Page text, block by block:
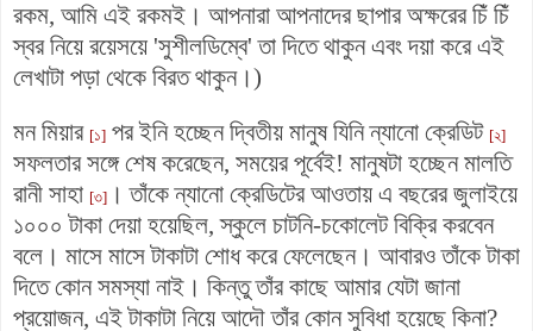
রকম, আমি এই রকমই। আপনারা আপনাদের ছাপার অক্ষরের চিঁ চিঁ
স্বর নিয়ে রয়েসয়ে 'সুশীলডিম্বে' তা দিতে থাকুন এবং দয়া করে এই
লেখাটা পড়া থেকে বিরত থাকুন।)
মন মিয়ার [১] পর ইনি হচ্ছেন দ্বিতীয় মানুষ যিনি ন্যানো ক্রেডিট [২]
সফলতার সঙ্গে শেষ করেছেন, সময়ের পূর্বেই! মানুষটা হচ্ছেন মালতি
রানী সাহা [৩] । তাঁকে ন্যানো ক্রেডিটের আওতায় এ বছরের জুলাইয়ে
১০০০ টাকা দেয়া হয়েছিল, স্কুলে চাটনি-চকোলেট বিক্রি করবেন
বলে। মাসে মাসে টাকাটা শোধ করে ফেলেছেন। আবারও তাঁকে টাকা
দিতে কোন সমস্যা নাই। কিন্তু তাঁর কাছে আমার যেটা জানা
প্রয়োজন, এই টাকাটা নিয়ে আদৌ তাঁর কোন সুবিধা হয়েছে কিনা?